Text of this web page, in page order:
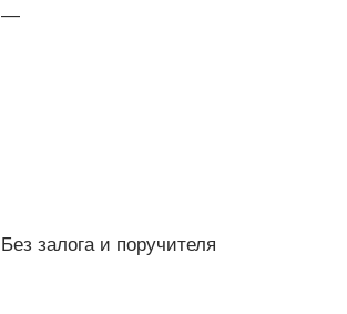
—
Без залога и поручителя